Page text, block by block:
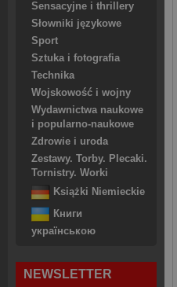
Sensacyjne i thrillery
Słowniki językowe
Sport
Sztuka i fotografia
Technika
Wojskowość i wojny
Wydawnictwa naukowe
i popularno-naukowe
Zdrowie i uroda
Zestawy. Torby. Plecaki.
Tornistry. Worki
Książki Niemieckie
Книги
українською
NEWSLETTER